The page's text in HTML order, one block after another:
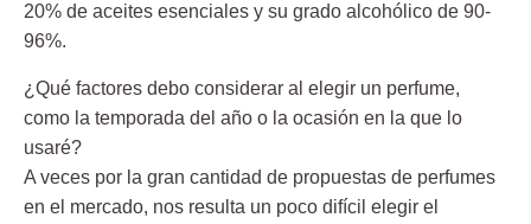
20% de aceites esenciales y su grado alcohólico de 90-
96%.
¿Qué factores debo considerar al elegir un perfume,
como la temporada del año o la ocasión en la que lo
usaré?
A veces por la gran cantidad de propuestas de perfumes
en el mercado, nos resulta un poco difícil elegir el